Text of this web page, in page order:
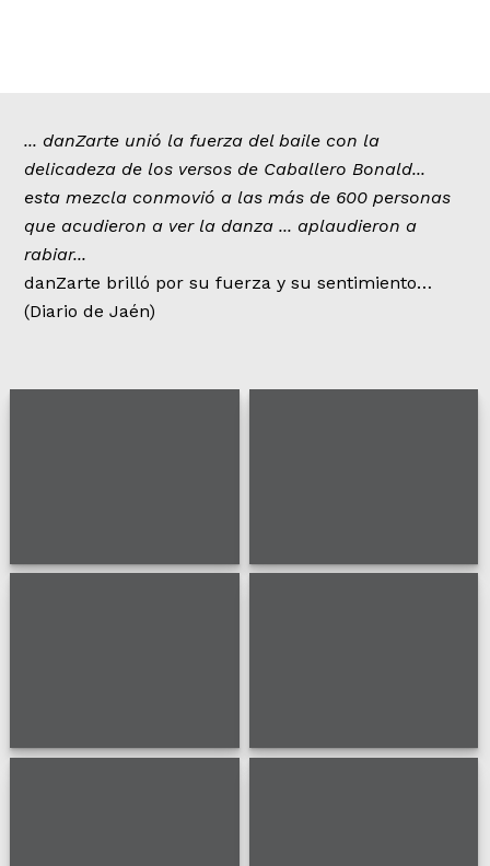
... danZarte unió la fuerza del baile con la
delicadeza de los versos de Caballero Bonald...
esta mezcla conmovió a las más de 600 personas
que acudieron a ver la danza ... aplaudieron a
rabiar...
danZarte brilló por su fuerza y su sentimiento…
(Diario de Jaén)